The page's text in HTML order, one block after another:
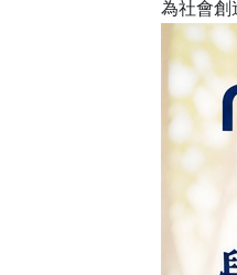
為社會創